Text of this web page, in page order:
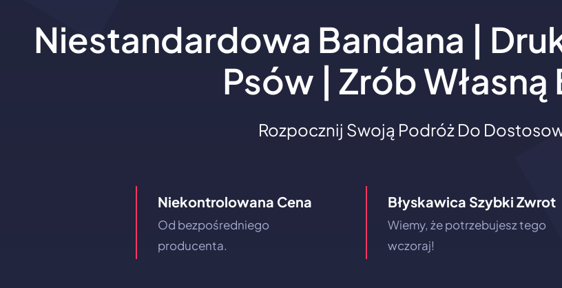
Niestandardowa Bandana |
Psów | Zrób
Rozpocznij Swoją Podróż Do
Niekontrolowana Cena
Od bezpośredniego
producenta.
Błyskawica Szybki Zwrot
Wiemy, że potrzebujesz tego
wczoraj!